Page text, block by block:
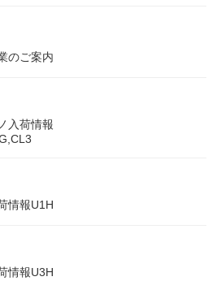
のご案内
入荷情報
情報U1H
情報U3H